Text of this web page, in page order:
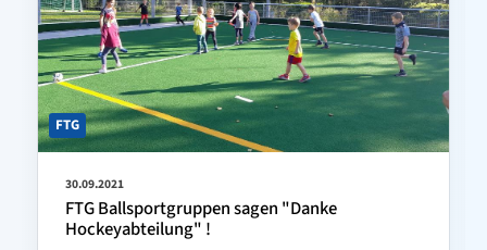
FTG
30.09.2021
FTG Ballsportgruppen sagen "Danke
Hockeyabteilung" !